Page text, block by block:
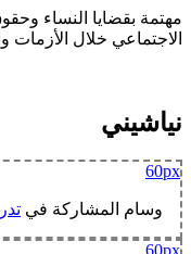
مهتمة بقضايا النساء
الاجتماعي خلال الأزمات
نياشيني
60px
وسام المشاركة في
60px